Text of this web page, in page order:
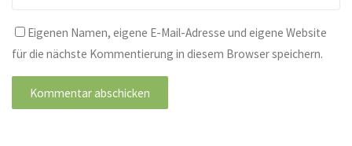
Eigenen Namen, eigene E-Mail-Adresse und eigene Website
für die nächste Kommentierung in diesem Browser speichern.